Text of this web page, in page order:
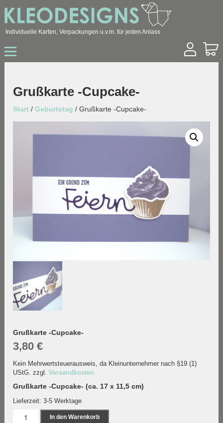
Individuelle Karten, Verpackungen u.v.m. für jeden Anlass
Hochzeit
Geburtstag
Geburt / Taufe
Grußkarte -Cupcake-
Start /Geburtstag / Grußkarte -Cupcake-
Grußkarte -Cupcake-
3,80€
Kein Mehrwertsteuerausweis, da Kleinunternehmer nach §19 (1)
UStG. zzgl.Versandkosten
Grußkarte -Cupcake- (ca. 17 x 11,5 cm)
Lieferzeit:3-5 Werktage
Grußkarte
In den Warenkorb